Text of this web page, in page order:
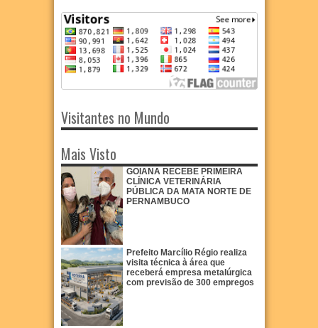
Visitantes no Mundo
Mais Visto
GOIANA RECEBE PRIMEIRA
CLÍNICA VETERINÁRIA
PÚBLICA DA MATA NORTE DE
PERNAMBUCO
Prefeito Marcílio Régio realiza
visita técnica à área que
receberá empresa metalúrgica
com previsão de 300 empregos